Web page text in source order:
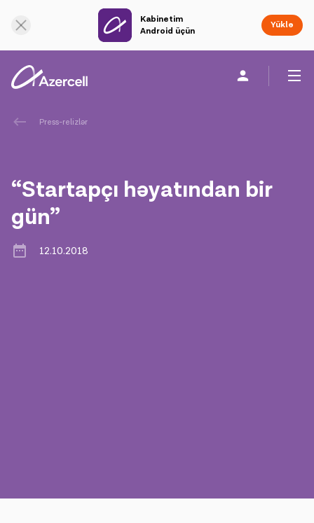
Kabinetim
Android üçün
Yüklə
Fərdi
Korporativ Sosial Məsuliyyət
Press-relizlər
“Startapçı həyatından bir
gün”
12.10.2018
Onlayn dəstək